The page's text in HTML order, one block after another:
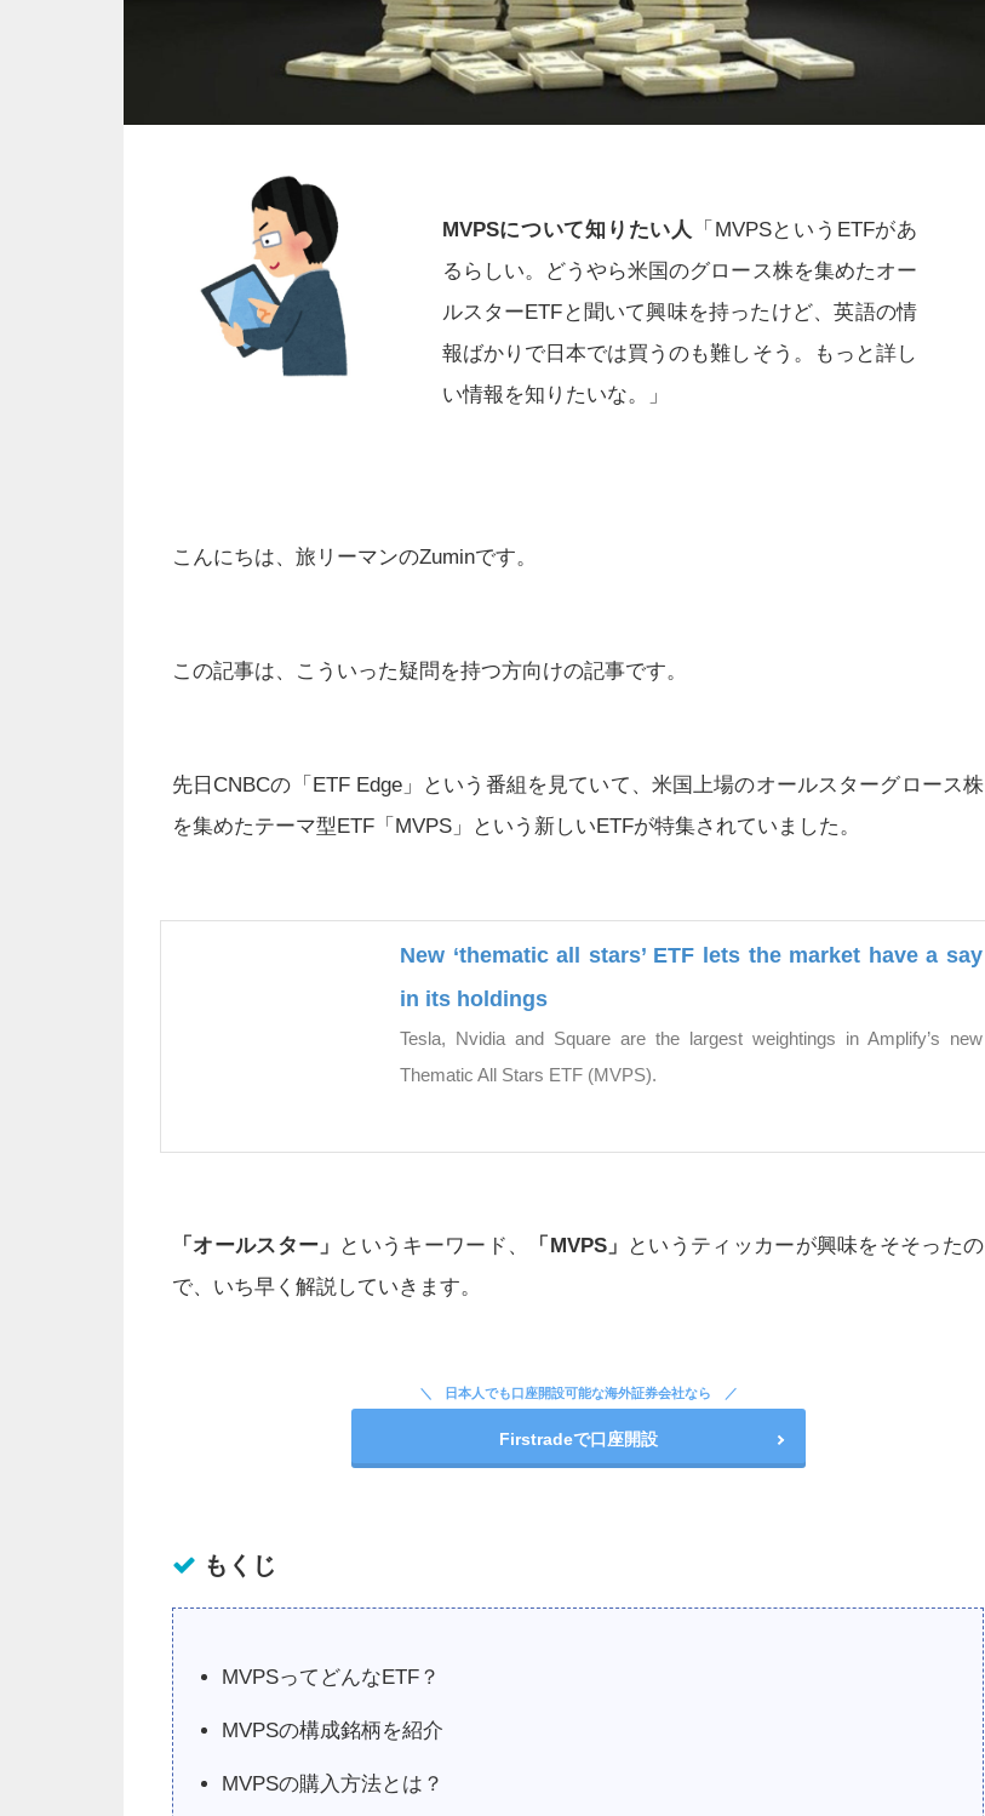
MVPSについて知りたい人 「MVPSというETFがあ
るらしい。どうやら米国のグロース株を集めたオー
ルスターETFと聞いて興味を持ったけど、英語の情
報ばかりで日本では買うのも難しそう。もっと詳し
い情報を知りたいな。」
こんにちは、旅リーマンのZuminです。
この記事は、こういった疑問を持つ方向けの記事です。
先日CNBCの「ETF Edge」という番組を見ていて、米国上場のオールスターグロース株
を集めたテーマ型ETF「MVPS」という新しいETFが特集されていました。
New ‘thematic all stars’ ETF lets the market have a say
in its holdings
Tesla, Nvidia and Square are the largest weightings in Amplify’s new
Thematic All Stars ETF (MVPS).
「オールスター」 というキーワード、 「MVPS」
というティッカーが興味をそそったの
で、いち早く解説していきます。
日本人でも口座開設可能な海外証券会社なら
Firstradeで口座開設
もくじ
MVPSってどんなETF？
MVPSの構成銘柄を紹介
MVPSの購入方法とは？